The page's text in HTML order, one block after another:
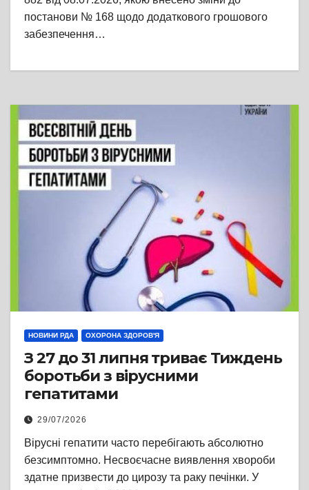
постанови № 168 щодо додаткового грошового
забезпечення…
НОВИНИ РДА ОХОРОНА ЗДОРОВ'Я
З 27 до 31 липня триває Тиждень
боротьби з вірусними
гепатитами
29/07/2026
Вірусні гепатити часто перебігають абсолютно
безсимптомно. Несвоєчасне виявлення хвороби
здатне призвести до цирозу та раку печінки. У